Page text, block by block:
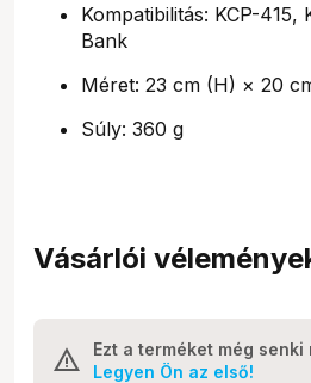
Kompatibilitás: KCP-415,
Bank
Méret: 23 cm (H) × 20
Súly: 360 g
Vásárlói
Ezt a terméket még
Legyen Ön az első!